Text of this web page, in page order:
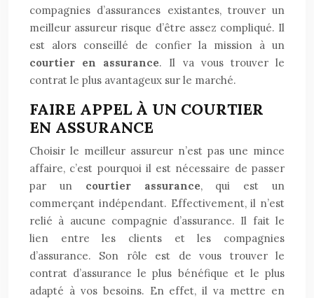
compagnies d’assurances existantes, trouver un
meilleur assureur risque d’être assez compliqué. Il
est alors conseillé de confier la mission à un
courtier en assurance. Il va vous trouver le
contrat le plus avantageux sur le marché.
FAIRE APPEL À UN COURTIER
EN ASSURANCE
Choisir le meilleur assureur n’est pas une mince
affaire, c’est pourquoi il est nécessaire de passer
par un courtier assurance, qui est un
commerçant indépendant. Effectivement, il n’est
relié à aucune compagnie d’assurance. Il fait le
lien entre les clients et les compagnies
d’assurance. Son rôle est de vous trouver le
contrat d’assurance le plus bénéfique et le plus
adapté à vos besoins. En effet, il va mettre en